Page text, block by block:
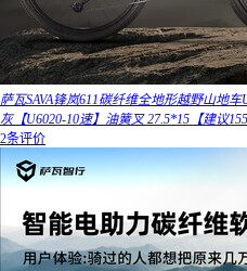
萨瓦SAVA锋岚611碳纤维全地形越野山地
灰【U6020-10速】油簧叉 27.5*15【建议
2条评价